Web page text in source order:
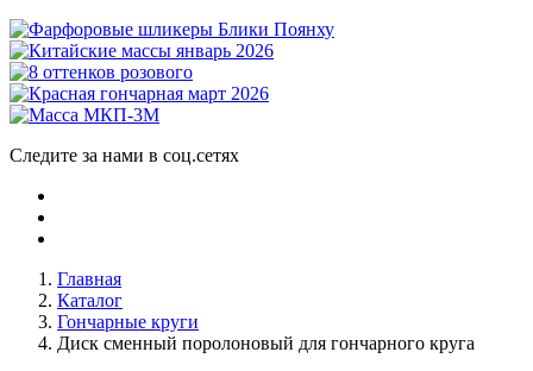
Следите за нами в соц.сетях
Главная
Каталог
Гончарные круги
Диск сменный поролоновый для гончарного круга